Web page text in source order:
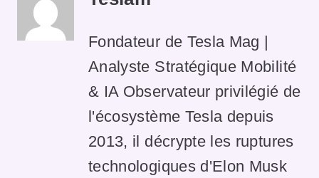
Fondateur de Tesla Mag |
Analyste Stratégique Mobilité
& IA Observateur privilégié de
l'écosystème Tesla depuis
2013, il décrypte les ruptures
technologiques d'Elon Musk